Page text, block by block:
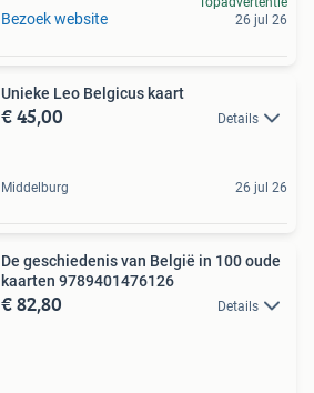
Bezoek website
26 jul 26
Unieke Leo Belgicus kaart
€ 45,00 Details
Middelburg 26 jul 26
De geschiedenis van België in 100 oude
kaarten 9789401476126
€ 82,80 Details